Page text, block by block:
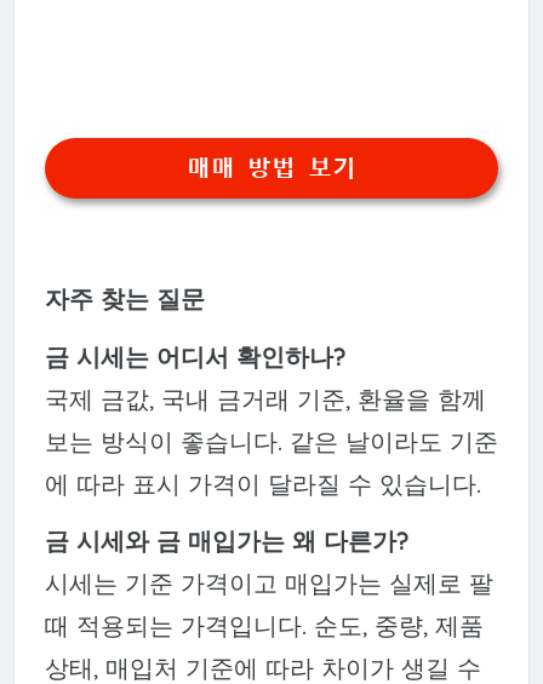
매매 방법 보기
자주 찾는 질문
금 시세는 어디서 확인하나?
국제 금값, 국내 금거래 기준, 환율을 함께
보는 방식이 좋습니다. 같은 날이라도 기준
에 따라 표시 가격이 달라질 수 있습니다.
금 시세와 금 매입가는 왜 다른가?
시세는 기준 가격이고 매입가는 실제로 팔
때 적용되는 가격입니다. 순도, 중량, 제품
상태, 매입처 기준에 따라 차이가 생길 수